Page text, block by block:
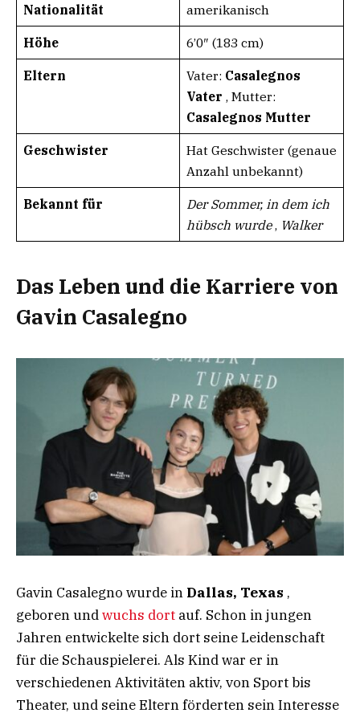
Nationalität amerikanisch
Höhe 6’0″ (183 cm)
Eltern Vater: Casalegnos
Vater , Mutter:
Casalegnos Mutter
Geschwister
Hat Geschwister (genaue
Anzahl unbekannt)
Bekannt für
Der Sommer, in dem ich
hübsch wurde, Walker
Das Leben und die Karriere von
Gavin Casalegno
Gavin Casalegno wurde in Dallas, Texas ,
geboren undwuchs dort auf. Schon in jungen
Jahren entwickelte sich dort seine Leidenschaft
für die Schauspielerei. Als Kind war er in
verschiedenen Aktivitäten aktiv, von Sport bis
Theater, und seine Eltern förderten sein Interesse